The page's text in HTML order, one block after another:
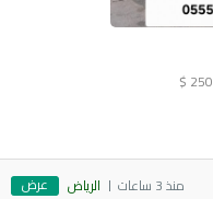
250
$
منذ 3 ساعات الرياض عرض